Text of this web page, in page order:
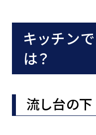
キッチン
は？
流し台の下